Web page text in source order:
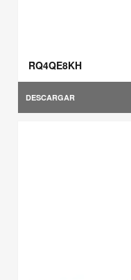
RQ4QE8KH
DESCARGAR